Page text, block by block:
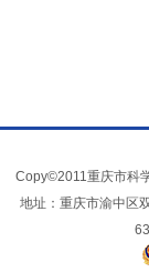
Copy©2011重庆市科
地址：重庆市渝中区